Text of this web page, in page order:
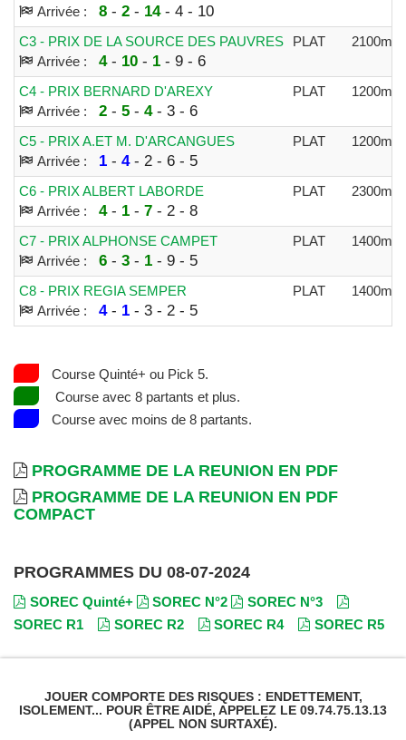
Arrivée :
8- 2- 14- 4 - 10
C3 - PRIX DE LA SOURCE DES PAUVRES
Arrivée :
4- 10- 1- 9 - 6
PLAT 2100m
C4 - PRIX BERNARD D'AREXY
Arrivée :
2- 5- 4- 3 - 6
PLAT 1200m
C5 - PRIX A.ET M. D'ARCANGUES
Arrivée :
1- 4- 2 - 6 - 5
PLAT 1200m
C6 - PRIX ALBERT LABORDE
Arrivée :
4- 1- 7- 2 - 8
PLAT 2300m
C7 - PRIX ALPHONSE CAMPET
Arrivée :
6- 3- 1- 9 - 5
PLAT 1400m
C8 - PRIX REGIA SEMPER
Arrivée :
4- 1- 3 - 2 - 5
PLAT 1400m
Course Quinté+ ou Pick 5.
Course avec 8 partants et plus.
Course avec moins de 8 partants.
PROGRAMME DE LA REUNION EN PDF
PROGRAMME DE LA REUNION EN PDF
COMPACT
PROGRAMMES DU 08-07-2024
SOREC Quinté+ SOREC N°2
SOREC N°3
SOREC R1
SOREC R2 SOREC R4 SOREC R5
JOUER COMPORTE DES RISQUES : ENDETTEMENT,
ISOLEMENT... POUR ÊTRE AIDÉ, APPELEZ LE 09.74.75.13.13
(APPEL NON SURTAXÉ).